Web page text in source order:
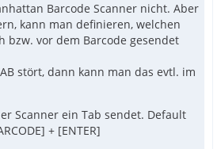
Barcode Scanner nicht. Aber
kann man definieren, welchen
bzw. vor dem Barcode gesendet
stört, dann kann man das evtl. im
Scanner ein Tab sendet. Default
+ [ENTER]